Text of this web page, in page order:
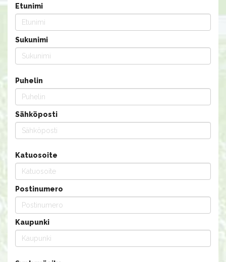
Etunimi
Sukunimi
Puhelin
Sähköposti
Katuosoite
Postinumero
Kaupunki